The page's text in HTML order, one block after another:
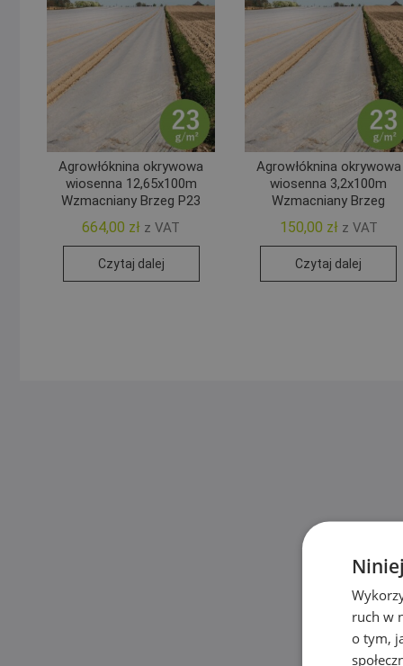
Agrowłóknina okrywowa
wiosenna 12,65x100m
Wzmacniany Brzeg P23
664,00 zł z VAT
Czytaj dalej
Agrowłóknina okrywowa
wiosenna 3,2x100m
Wzmacniany Brzeg
150,00 zł z VAT
Czytaj dalej
ruch w
o tym,